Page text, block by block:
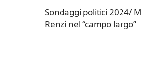
Sondaggi politici 2024/
Renzi nel “campo largo”